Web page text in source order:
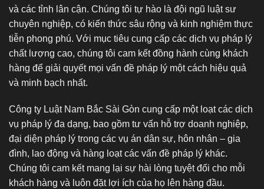
và các tỉnh lân cận. Chúng tôi tự hào là đội ngũ luật sư
chuyên nghiệp, có kiến thức sâu rộng và kinh nghiệm thực
tiễn phong phú. Với mục tiêu cung cấp các dịch vụ pháp lý
chất lượng cao, chúng tôi cam kết đồng hành cùng khách
hàng để giải quyết mọi vấn đề pháp lý một cách hiệu quả
và minh bạch nhất.
Công ty Luật Nam Bắc Sài Gòn cung cấp một loạt các dịch
vụ pháp lý đa dạng, bao gồm tư vấn hỗ trợ doanh nghiệp,
đại diện pháp lý trong các vụ án dân sự, hôn nhân – gia
đình, lao động và hàng loạt các vấn đề pháp lý khác.
Chúng tôi cam kết mang lại sự hài lòng tuyệt đối cho mỗi
khách hàng và luôn đặt lợi ích của họ lên hàng đầu.